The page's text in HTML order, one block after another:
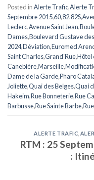
Posted inAlerte Trafic,Alerte
Septembre 2015,60,82,82S,
Leclerc,Avenue Saint Jean,
Dames,Boulevard Gustave
2024,Déviation,Euromed
Saint Charles,Grand'Rue,Hôtel
Canebière,Marseille,
Dame de la Garde,Pharo
Joliette,Quai des Belges,Quai
Hakeim,Rue Bonneterie,Rue
Barbusse,Rue Sainte Barbe,
ALERTE TRAFIC
RTM : 25
: